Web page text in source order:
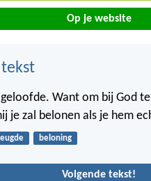
Op je website
Want om bij God
je zal belonen als je hem
beloning
Volgende tekst!